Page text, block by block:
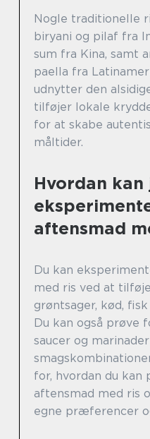
Nogle traditionelle
biryani og pilaf fra
sum fra Kina, samt
paella fra
udnytter den
tilføjer lokale
for at skabe
måltider.
Hvordan kan
aftensmad
Du kan
med ris ved at
grøntsager, kød,
Du kan også prøve
saucer og
for, hvordan du kan
aftensmad med ris
egne præferencer